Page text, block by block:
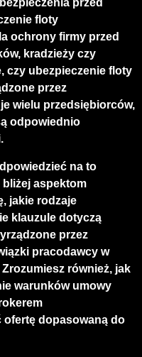
przed
floty
ochrony firmy przed
kradzieży czy
czy ubezpieczenie floty
przez
wielu przedsiębiorców,
odpowiednio
na to
bliżej aspektom
jakie rodzaje
klauzule dotyczą
przez
pracodawcy w
również, jak
warunków umowy
ofertę dopasowaną do